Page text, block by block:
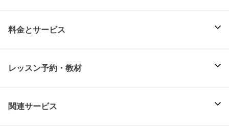
料金とサービス
レッスン予約・教材
関連サービス